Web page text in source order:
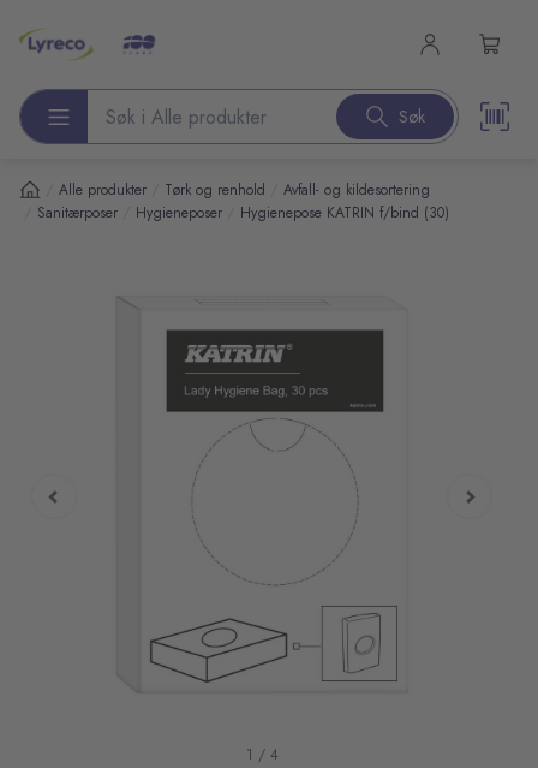
Søk etter produkter Søk
Alle produkter Tørk og renhold Avfall- og kildesortering
Sanitærposer Hygieneposer Hygienepose KATRIN f/bind (30)
1 / 4